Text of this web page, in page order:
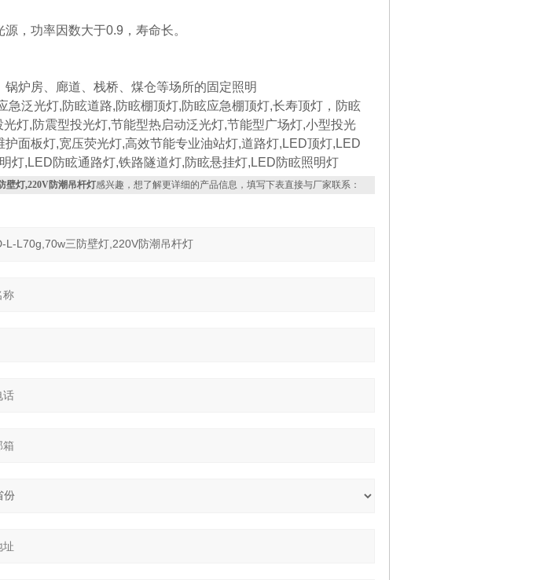
，功率因数大于0.9，寿命长。
炉房、廊道、栈桥、煤仓等场所的固定照明
急泛光灯,防眩道路,防眩棚顶灯,防眩应急棚顶灯,长寿顶灯，防眩
灯,防震型投光灯,节能型热启动泛光灯,节能型广场灯,小型投光
面板灯,宽压荧光灯,高效节能专业油站灯,道路灯,LED顶灯,LED
灯,LED防眩通路灯,铁路隧道灯,防眩悬挂灯,LED防眩照明灯
壁灯,220V防潮吊杆灯感兴趣，想了解更详细的产品信息，填写下表直接与厂家联系：